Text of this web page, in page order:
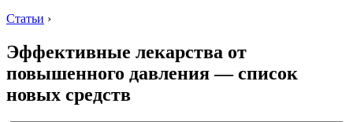
Статьи ›
Эффективные лекарства от
повышенного давления — список
новых средств